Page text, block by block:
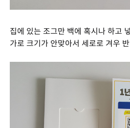
집에 있는 조그만 백에 혹시나 하고
가로 크기가 안맞아서 세로로 겨우